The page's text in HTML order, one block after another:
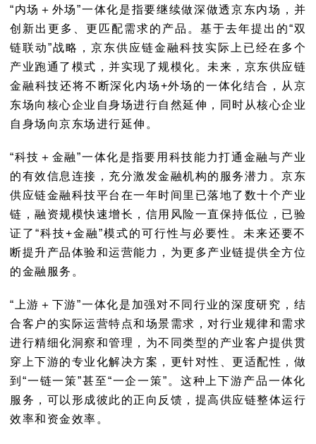
“内场＋外场”一体化是指要继续做深做透京东内场，并
创新出更多、更匹配需求的产品。基于去年提出的“双
链联动”战略，京东供应链金融科技实际上已经在多个
产业跑通了模式，并实现了规模化。未来，京东供应链
金融科技还将不断深化内场+外场的一体化结合，从京
东场向核心企业自身场进行自然延伸，同时从核心企业
自身场向京东场进行延伸。
“科技＋金融”一体化是指要用科技能力打通金融与产业
的有效信息连接，充分激发金融机构的服务潜力。京东
供应链金融科技平台在一年时间里已落地了数十个产业
链，融资规模快速增长，信用风险一直保持低位，已验
证了“科技+金融”模式的可行性与必要性。未来还要不
断提升产品体验和运营能力，为更多产业链提供全方位
的金融服务。
“上游＋下游”一体化是加强对不同行业的深度研究，结
合客户的实际运营特点和场景需求，对行业规律和需求
进行精细化洞察和管理，为不同类型的产业客户提供贯
穿上下游的专业化解决方案，更针对性、更适配性，做
到“一链一策”甚至“一企一策”。这种上下游产品一体化
服务，可以形成彼此的正向反馈，提高供应链整体运行
效率和资金效率。